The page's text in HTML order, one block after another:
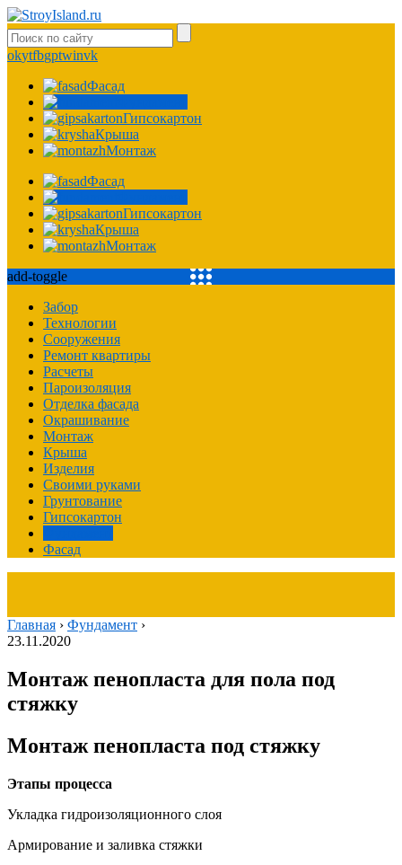
okytfbgptwinvk
Фасад
Гипсокартон
Крыша
Монтаж
Фасад
Гипсокартон
Крыша
Монтаж
add-toggle
Забор
Технологии
Сооружения
Ремонт квартиры
Расчеты
Пароизоляция
Отделка фасада
Окрашивание
Монтаж
Крыша
Изделия
Своими руками
Грунтование
Гипсокартон
Фасад
Главная › Фундамент ›
23.11.2020
Монтаж пенопласта для пола под
стяжку
Монтаж пенопласта под стяжку
Этапы процесса
Укладка гидроизоляционного слоя
Армирование и заливка стяжки